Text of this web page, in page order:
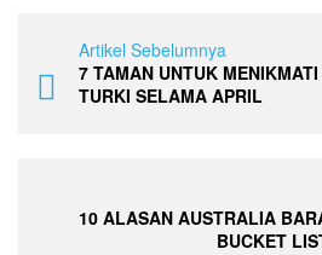
Artikel Sebelumnya
7 TAMAN UNTUK
TURKI SELAMA APRIL
10 ALASAN AUSTRALIA
BUCKET